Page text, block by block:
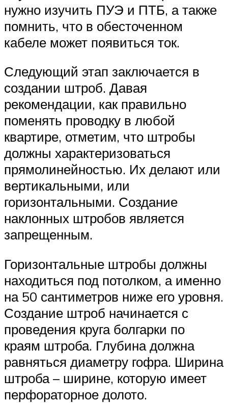
нужно изучить ПУЭ и ПТБ, а также
помнить, что в обесточенном
кабеле может появиться ток.
Следующий этап заключается в
создании штроб. Давая
рекомендации, как правильно
поменять проводку в любой
квартире, отметим, что штробы
должны характеризоваться
прямолинейностью. Их делают или
вертикальными, или
горизонтальными. Создание
наклонных штробов является
запрещенным.
Горизонтальные штробы должны
находиться под потолком, а именно
на 50 сантиметров ниже его уровня.
Создание штроб начинается с
проведения круга болгарки по
краям штроба. Глубина должна
равняться диаметру гофра. Ширина
штроба – ширине, которую имеет
перфораторное долото.